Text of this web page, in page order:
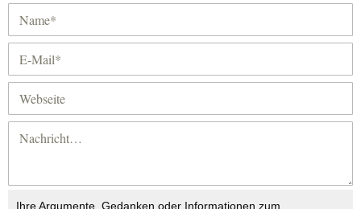
Ihre Argumente, Gedanken oder Informationen zum